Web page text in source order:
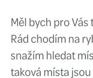
jdete.
Simms
kalhoty,